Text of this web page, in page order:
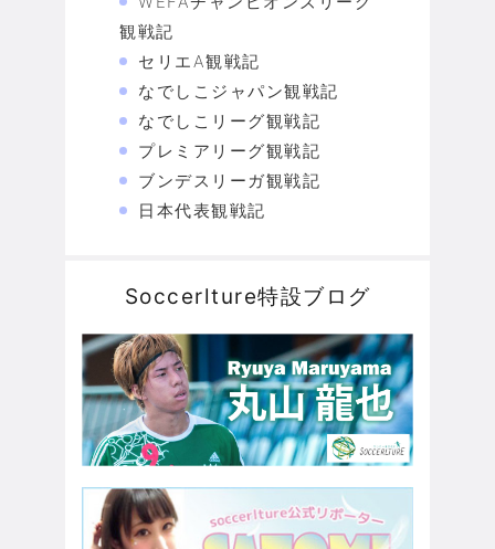
観戦記
セリエA観戦記
なでしこジャパン観戦記
なでしこリーグ観戦記
プレミアリーグ観戦記
ブンデスリーガ観戦記
日本代表観戦記
Soccerlture特設ブログ